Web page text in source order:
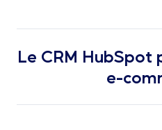
Le CRM HubSpot
e-